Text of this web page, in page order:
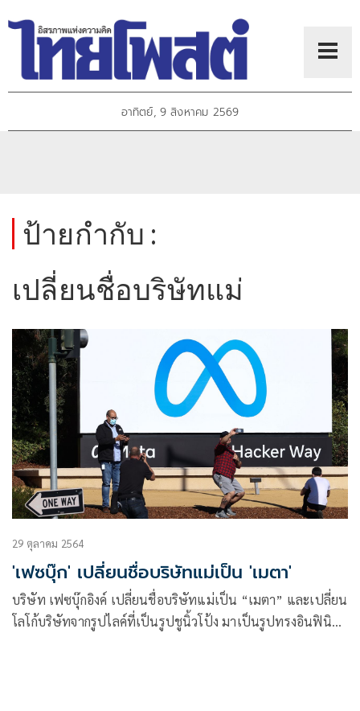
อาทิตย์, 9 สิงหาคม 2569
ป้ายกำกับ :
เปลี่ยนชื่อบริษัทแม่
29 ตุลาคม 2564
'เฟซบุ๊ก' เปลี่ยนชื่อบริษัทแม่เป็น 'เมตา'
บริษัท เฟซบุ๊กอิงค์ เปลี่ยนชื่อบริษัทแม่เป็น “เมตา” และเปลี่ยน
โลโก้บริษัทจากรูปไลค์ที่เป็นรูปชูนิ้วโป้ง มาเป็นรูปทรงอินฟินิตีสี